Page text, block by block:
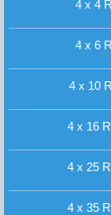
4 x 4
4 x 6
4 x 10
4 x 16
4 x 25
4 x 35